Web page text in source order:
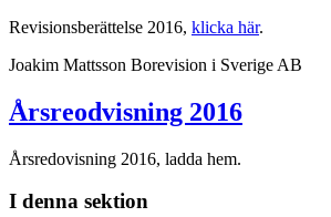
Revisionsberättelse 2016, klicka här.
Joakim Mattsson Borevision i Sverige AB
Årsreodvisning 2016
Årsredovisning 2016, ladda hem.
I denna sektion